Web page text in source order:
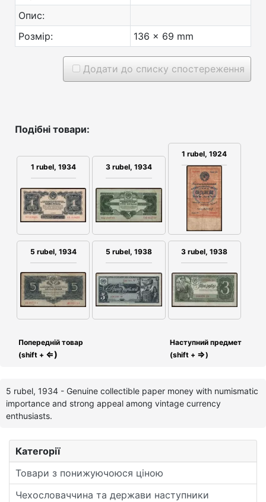
Категорії
Товари з понижуючоюся ціною
Чехословаччина та держави наступники
Опис:
Розмір:
136 x 69 mm
Додати до списку спостереження
Подібні товари:
1 rubel, 1934 3 rubel, 1934
1 rubel, 1924
5 rubel, 1934 5 rubel, 1938 3 rubel, 1938
Попередній товар
(shift + ⇐)
Наступний предмет
(shift + ⇒)
5 rubel, 1934 - Genuine collectible paper money with numismatic
importance and strong appeal among vintage currency
enthusiasts.